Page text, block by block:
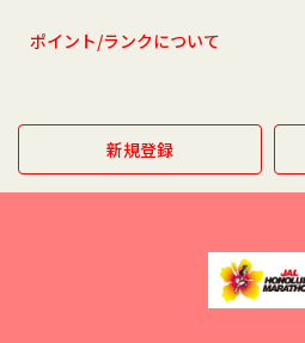
ポイント/ランクについて
新規登録